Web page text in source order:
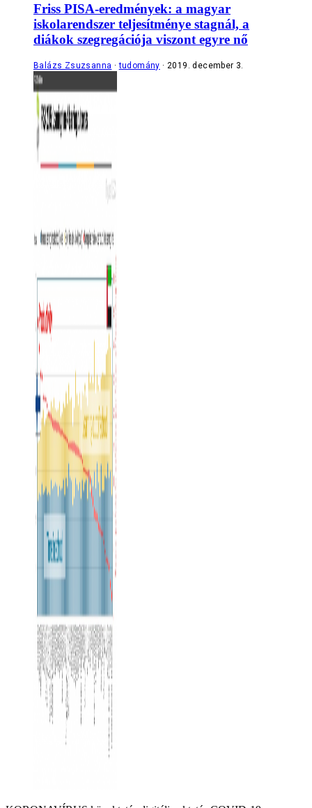
Friss PISA-eredmények: a magyar
iskolarendszer teljesítménye stagnál, a
diákok szegregációja viszont egyre nő
Balázs Zsuzsanna tudomány 2019. december 3.